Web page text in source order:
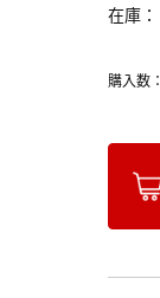
在庫
購入数